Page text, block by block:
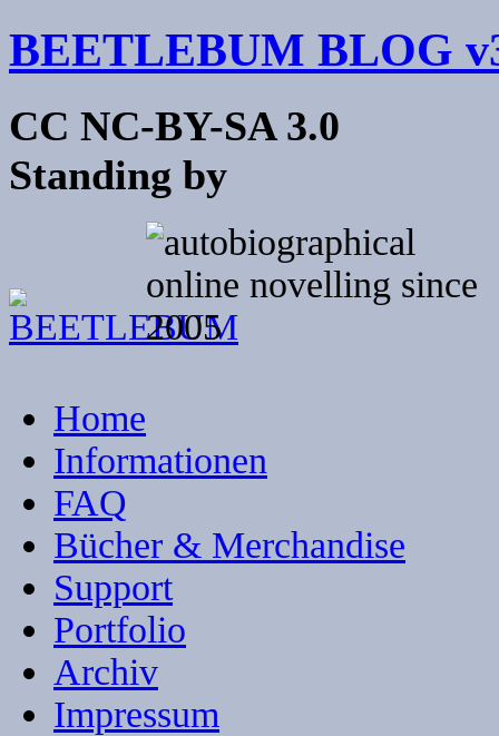
BEETLEBUM BLOG
CC NC-BY-SA 3.0
Standing by
Home
Informationen
FAQ
Bücher & Merchandise
Support
Portfolio
Archiv
Impressum